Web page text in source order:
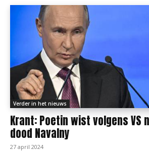
Verder in het nieuws
Krant: Poetin wist volgens VS
dood Navalny
27 april 2024